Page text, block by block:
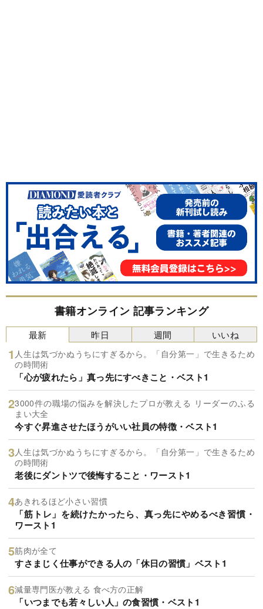
書籍オンライン 記事ランキング
最新
人生は気づかぬうちにすぎるから。「自分第一」で生きるため
の時間術
「心が疲れたら」真っ先にすべきこと・ベスト1
3000件の職場の悩みを解決したプロが教える リーダーのふる
まい大全
今すぐ昇進させたほうがいい社員の特徴・ベスト1
人生は気づかぬうちにすぎるから。「自分第一」で生きるため
の時間術
老後にダントツで後悔すること・ワースト1
あきれるほど小さい習慣
「筋トレ」を続けたかったら、真っ先にやめるべき習慣・
ワースト1
筋肉が全て
すさまじく仕事ができる人の「休日の習慣」ベスト1
減量専門医が教える 食べ方の正解
「いつまでも若々しい人」の食習慣・ベスト1
昨日 週間 いいね